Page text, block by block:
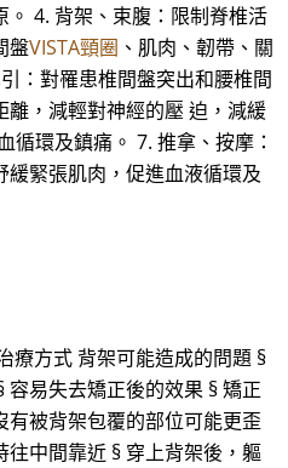
4. 背架、束腹：限制脊椎活
盤VISTA頸圈 、肌肉、韌帶、關
：對罹患椎間盤突出和腰椎間
，減輕對神經的壓 迫，減緩
循環及鎮痛。 7. 推拿、按摩：
緊張肌肉，促進血液循環及
療方式 背架可能造成的問題 §
易失去矯正後的效果 § 矯正
有被背架包覆的部位可能更歪
中間靠近 § 穿上背架後，軀